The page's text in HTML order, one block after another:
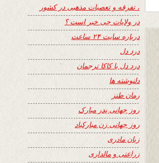
، تفرقه و تعصبات مذهبی در کشور
در ولایات چی خبر است ؟
درباره سایت ۲۴ ساعت
درد دل
درد دل با کاکا ترجمان
دلنوشته ها
رمان طنز
روز جهانی پدر مبارک
روز جهانی زن مبارکباد
زبان مادری
زراعتی و مالداری